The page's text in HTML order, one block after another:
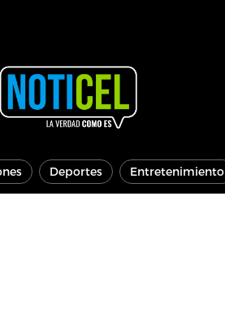
Deportes Entretenimiento